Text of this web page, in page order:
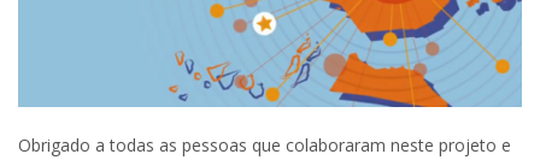
Obrigado a todas as pessoas que colaboraram neste projeto e